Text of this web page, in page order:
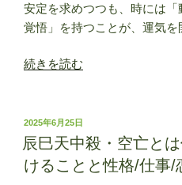
安定を求めつつも、時には「
覚悟」を持つことが、運気を
“子
中
殺
と
は？
続きを読む
投
稿
日:
2025年6月25日
辰巳天中殺・空亡と
けることと性格/仕事/